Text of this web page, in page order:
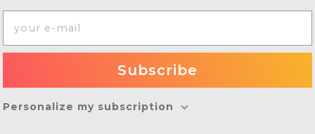
Personalize my subscription